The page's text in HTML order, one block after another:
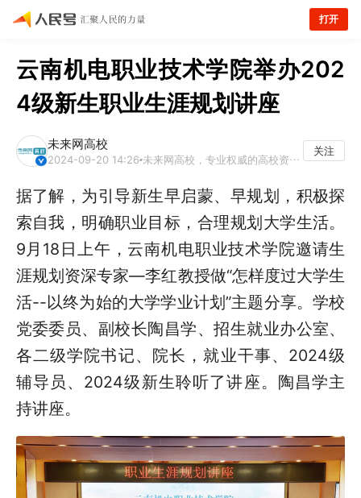
打开
云南机电职业技术学院举办202
4级新生职业生涯规划讲座
未来网高校
2024-09-20 14:26 未来网高校，专业权威的高校资讯平台
关注
据了解，为引导新生早启蒙、早规划，积极探
索自我，明确职业目标，合理规划大学生活。
9月18日上午，云南机电职业技术学院邀请生
涯规划资深专家—李红教授做“怎样度过大学生
活--以终为始的大学学业计划”主题分享。学校
党委委员、副校长陶昌学、招生就业办公室、
各二级学院书记、院长，就业干事、2024级
辅导员、2024级新生聆听了讲座。陶昌学主
持讲座。